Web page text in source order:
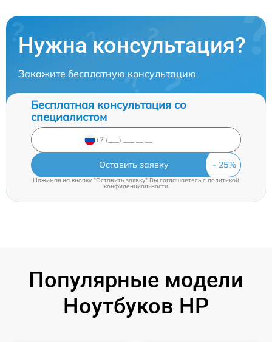
Нужна консультация?
Закажите бесплатную консультацию
Бесплатная консультация со
специалистом
Оставить заявку
Нажимая на кнопку "Оставить заявку" Вы соглашаетесь cполитикой
конфиденциальности
Популярные модели
Ноутбуков HP